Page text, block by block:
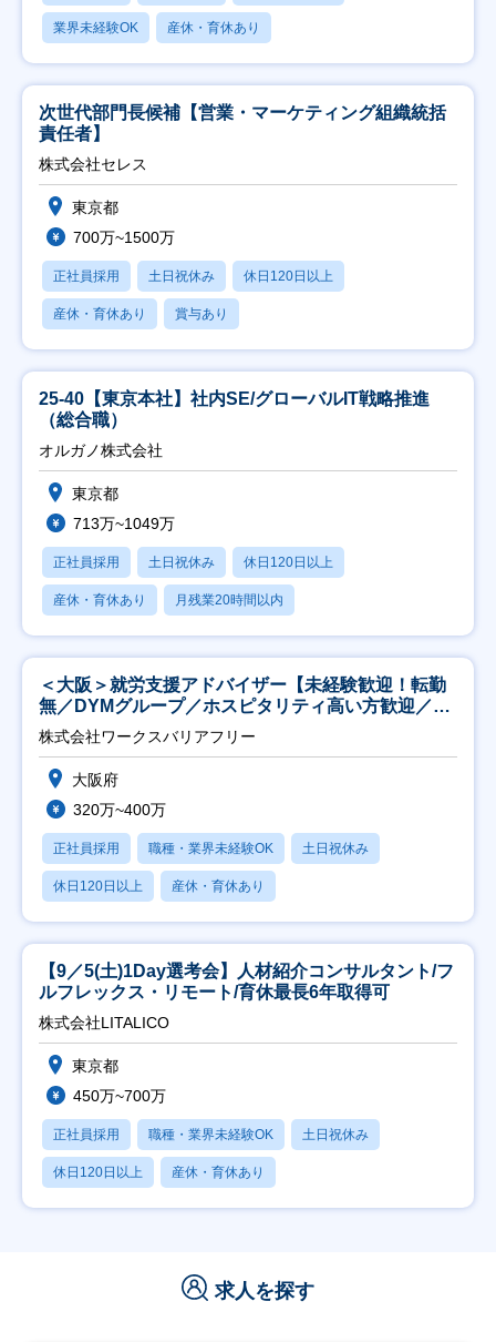
業界未経験OK 産休・育休あり
次世代部門長候補【営業・マーケティング組織統括
責任者】
株式会社セレス
東京都
700万~1500万
正社員採用 土日祝休み 休日120日以上
産休・育休あり 賞与あり
25-40【東京本社】社内SE/グローバルIT戦略推進
（総合職）
オルガノ株式会社
東京都
713万~1049万
正社員採用 土日祝休み 休日120日以上
産休・育休あり 月残業20時間以内
＜大阪＞就労支援アドバイザー【未経験歓迎！転勤
無／DYMグループ／ホスピタリティ高い方歓迎／土
日祝】
株式会社ワークスバリアフリー
大阪府
320万~400万
正社員採用 職種・業界未経験OK 土日祝休み
休日120日以上 産休・育休あり
【9／5(土)1Day選考会】人材紹介コンサルタント/フ
ルフレックス・リモート/育休最長6年取得可
株式会社LITALICO
東京都
450万~700万
正社員採用 職種・業界未経験OK 土日祝休み
休日120日以上 産休・育休あり
求人を探す